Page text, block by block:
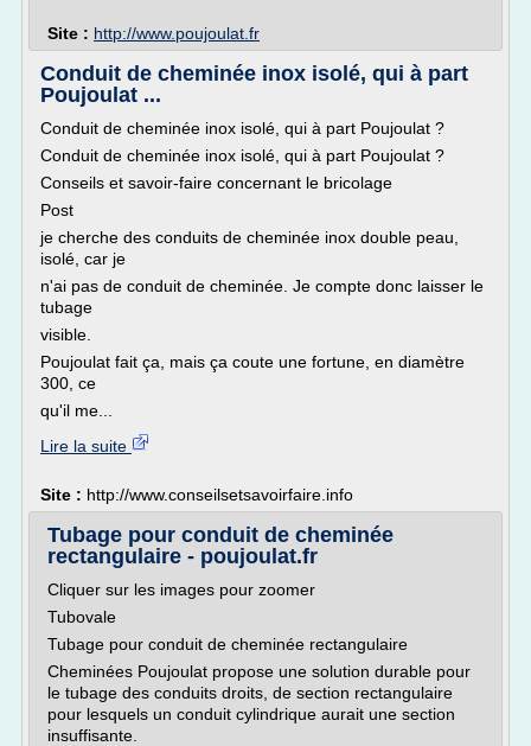
Site : http://www.poujoulat.fr
Conduit de cheminée inox isolé, qui à part
Poujoulat ...
Conduit de cheminée inox isolé, qui à part Poujoulat ?
Conduit de cheminée inox isolé, qui à part Poujoulat ?
Conseils et savoir-faire concernant le bricolage
Post
je cherche des conduits de cheminée inox double peau,
isolé, car je
n'ai pas de conduit de cheminée. Je compte donc laisser le
tubage
visible.
Poujoulat fait ça, mais ça coute une fortune, en diamètre
300, ce
qu'il me...
Lire la suite
Site : http://www.conseilsetsavoirfaire.info
Tubage pour conduit de cheminée
rectangulaire - poujoulat.fr
Cliquer sur les images pour zoomer
Tubovale
Tubage pour conduit de cheminée rectangulaire
Cheminées Poujoulat propose une solution durable pour
le tubage des conduits droits, de section rectangulaire
pour lesquels un conduit cylindrique aurait une section
insuffisante.